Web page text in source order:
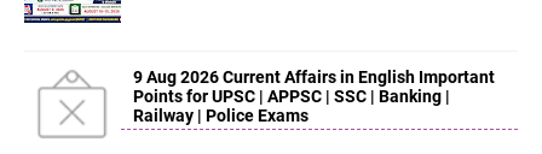
9 Aug 2026 Current Affairs in English Important
Points for UPSC | APPSC | SSC | Banking |
Railway | Police Exams